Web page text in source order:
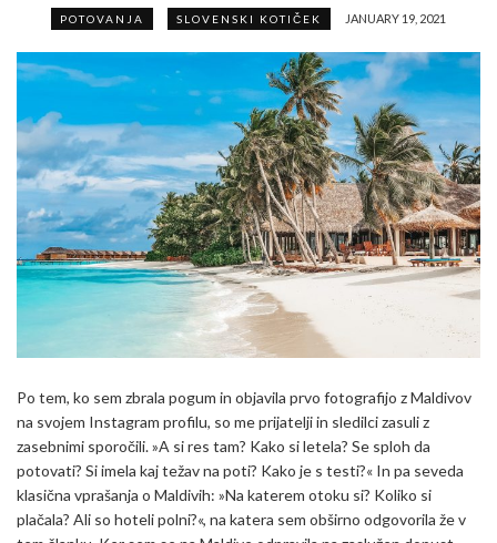
POTOVANJA SLOVENSKI KOTIČEK JANUARY 19, 2021
Po tem, ko sem zbrala pogum in objavila prvo fotografijo z Maldivov
na svojem Instagram profilu, so me prijatelji in sledilci zasuli z
zasebnimi sporočili. »A si res tam? Kako si letela? Se sploh da
potovati? Si imela kaj težav na poti? Kako je s testi?« In pa seveda
klasična vprašanja o Maldivih: »Na katerem otoku si? Koliko si
plačala? Ali so hoteli polni?«, na katera sem obširno odgovorila že v